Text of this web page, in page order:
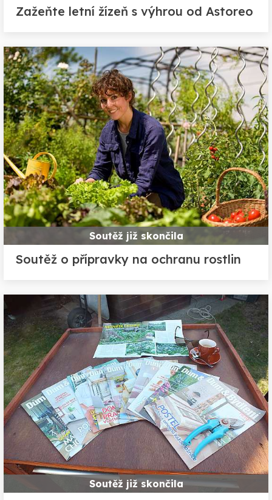
Zažeňte letní žízeň s výhrou od Astoreo
Soutěž již skončila
Soutěž o přípravky na ochranu rostlin
Soutěž již skončila